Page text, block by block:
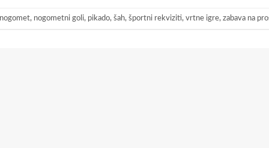
, nogometni goli, pikado, šah, športni rekviziti, vrtne igre, zabava na